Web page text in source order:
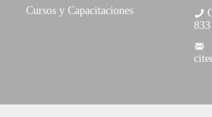
Cursos y Capacitaciones